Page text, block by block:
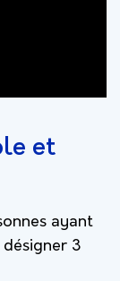
et
ayant
désigner 3